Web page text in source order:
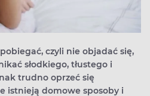
czyli nie objadać się,
słodkiego, tłustego i
trudno oprzeć się
istnieją domowe sposoby i